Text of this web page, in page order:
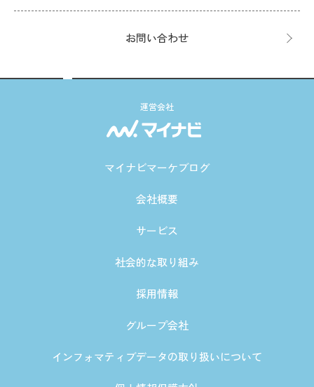
お問い合わせ
運営会社
マイナビマーケブログ
会社概要
サービス
社会的な取り組み
採用情報
グループ会社
インフォマティブデータの取り扱いについて